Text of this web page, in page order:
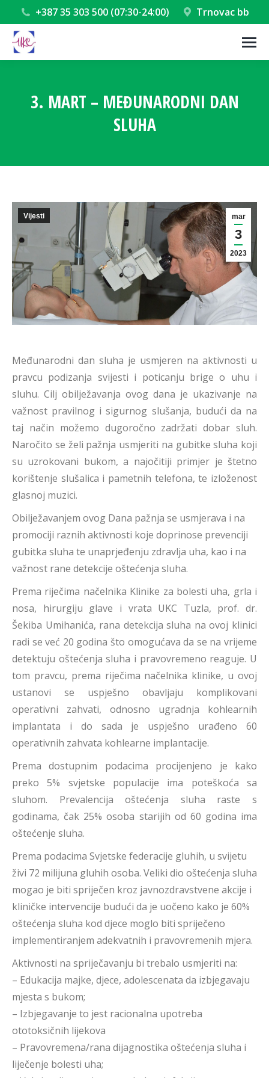
+387 35 303 500 (07:30-24:00) Trnovac bb
3. MART – MEĐUNARODNI DAN
SLUHA
mar
3
2023
Vijesti
Međunarodni dan sluha je usmjeren na aktivnosti u
pravcu podizanja svijesti i poticanju brige o uhu i
sluhu. Cilj obilježavanja ovog dana je ukazivanje na
važnost pravilnog i sigurnog slušanja, budući da na
taj način možemo dugoročno zadržati dobar sluh.
Naročito se želi pažnja usmjeriti na gubitke sluha koji
su uzrokovani bukom, a najočitiji primjer je štetno
korištenje slušalica i pametnih telefona, te izloženost
glasnoj muzici.
Obilježavanjem ovog Dana pažnja se usmjerava i na
promociji raznih aktivnosti koje doprinose prevenciji
gubitka sluha te unaprjeđenju zdravlja uha, kao i na
važnost rane detekcije oštećenja sluha.
Prema riječima načelnika Klinike za bolesti uha, grla i
nosa, hirurgiju glave i vrata UKC Tuzla, prof. dr.
Šekiba Umihanića, rana detekcija sluha na ovoj klinici
radi se već 20 godina što omogućava da se na vrijeme
detektuju oštećenja sluha i pravovremeno reaguje. U
tom pravcu, prema riječima načelnika klinike, u ovoj
ustanovi se uspješno obavljaju komplikovani
operativni zahvati, odnosno ugradnja kohlearnih
implantata i do sada je uspješno urađeno 60
operativnih zahvata kohlearne implantacije.
Prema dostupnim podacima procijenjeno je kako
preko 5% svjetske populacije ima poteškoća sa
sluhom. Prevalencija oštećenja sluha raste s
godinama, čak 25% osoba starijih od 60 godina ima
oštećenje sluha.
Prema podacima Svjetske federacije gluhih, u svijetu
živi 72 milijuna gluhih osoba. Veliki dio oštećenja sluha
mogao je biti spriječen kroz javnozdravstvene akcije i
kliničke intervencije budući da je uočeno kako je 60%
oštećenja sluha kod djece moglo biti spriječeno
implementiranjem adekvatnih i pravovremenih mjera.
Aktivnosti na spriječavanju bi trebalo usmjeriti na:
– Edukacija majke, djece, adolescenata da izbjegavaju
mjesta s bukom;
– Izbjegavanje to jest racionalna upotreba
ototoksičnih lijekova
– Pravovremena/rana dijagnostika oštećenja sluha i
liječenje bolesti uha;